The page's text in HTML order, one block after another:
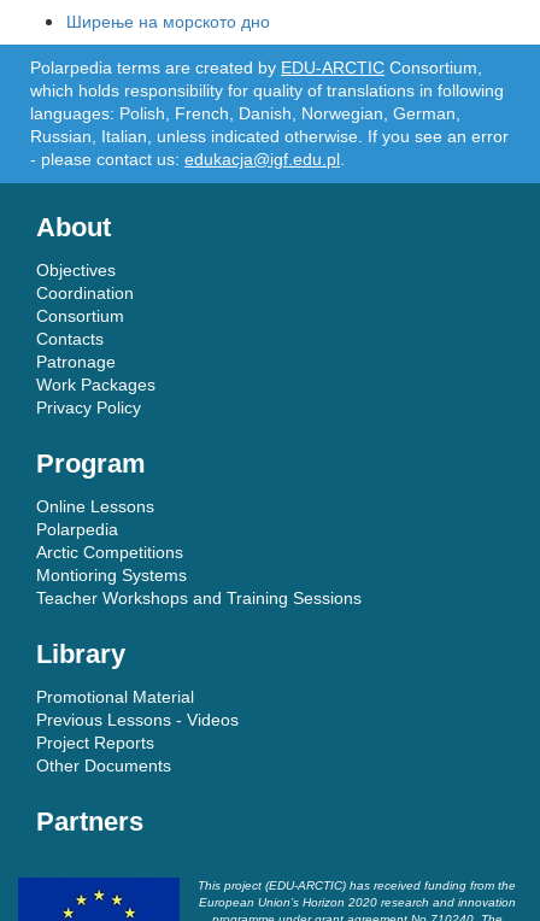
Ширење на морското дно
Polarpedia terms are created by EDU-ARCTIC Consortium,
which holds responsibility for quality of translations in following
languages: Polish, French, Danish, Norwegian, German,
Russian, Italian, unless indicated otherwise. If you see an error
- please contact us: edukacja@igf.edu.pl
About
Objectives
Coordination
Consortium
Contacts
Patronage
Work Packages
Privacy Policy
Program
Online Lessons
Polarpedia
Arctic Competitions
Montioring Systems
Teacher Workshops and Training Sessions
Library
Promotional Material
Previous Lessons - Videos
Project Reports
Other Documents
Partners
This project (EDU-ARCTIC) has received funding from the
European Union’s Horizon 2020 research and innovation